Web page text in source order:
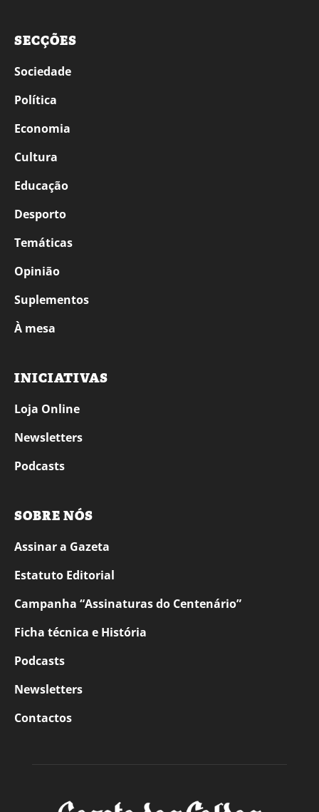
SECÇÕES
Sociedade
Política
Economia
Cultura
Educação
Desporto
Temáticas
Opinião
Suplementos
À mesa
INICIATIVAS
Loja Online
Newsletters
Podcasts
SOBRE NÓS
Assinar a Gazeta
Estatuto Editorial
Campanha “Assinaturas do Centenário”
Ficha técnica e História
Podcasts
Newsletters
Contactos